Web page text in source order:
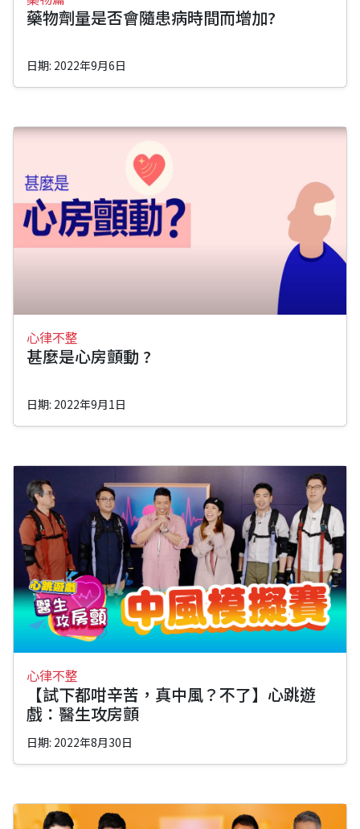
藥物劑量是否會隨患病時間而增加?
日期: 2022年9月6日
心律不整
甚麼是心房顫動 ?
日期: 2022年9月1日
心律不整
【試下都咁辛苦，真中風？不了】心跳遊
戲：醫生攻房顫
日期: 2022年8月30日